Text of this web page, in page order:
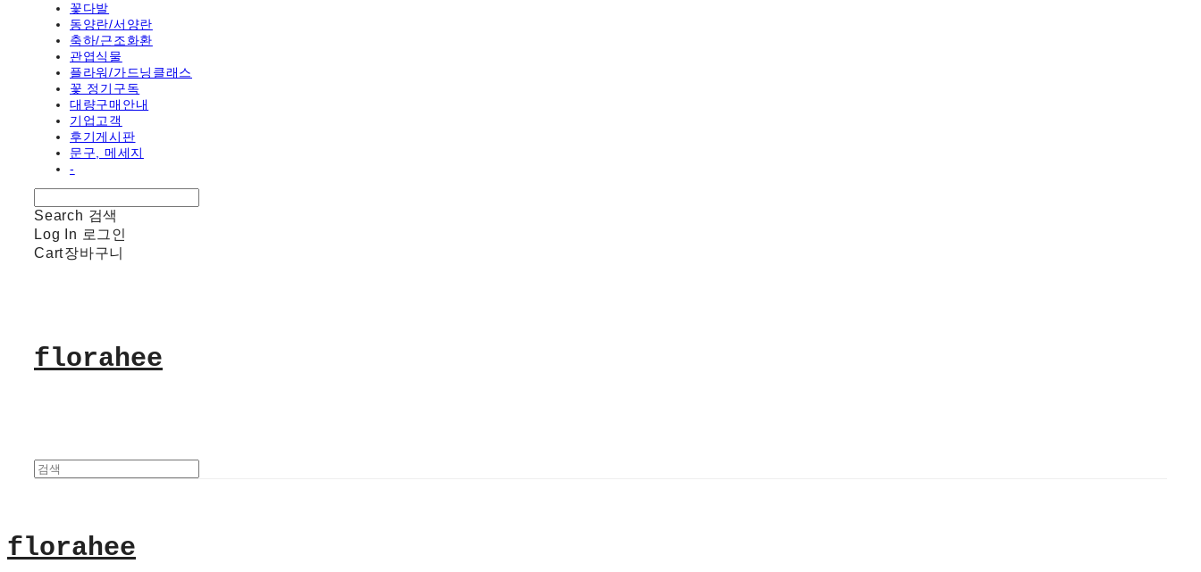
꽃다발
동양란/서양란
축하/근조화환
관엽식물
플라워/가드닝클래스
꽃 정기구독
대량구매안내
기업고객
후기게시판
문구, 메세지
-
Search 검색
Log In 로그인
Cart장바구니
florahee
florahee